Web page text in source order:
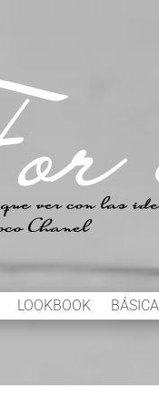
LOOKBOOK